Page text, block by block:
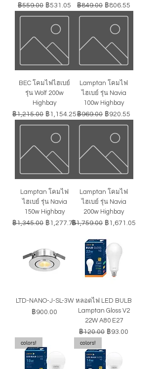
ราคาปกติ
฿559.00 ราคาขายลด
฿531.05
ราคาปกติ
฿849.00 ราคาขายลด
฿806.55
BEC โคมไฟไฮเบย์
รุ่น Wolf 200w
Highbay
ราคาปกติ
฿1,215.00 ราคาขายลด
฿1,154.25
Lamptan โคมไฟ
ไฮเบย์ รุ่น Navia
100w Highbay
ราคาปกติ
฿969.00 ราคาขายลด
฿920.55
Lamptan โคมไฟ
ไฮเบย์ รุ่น Navia
150w Highbay
ราคาปกติ
฿1,345.00 ราคาขายลด
฿1,277.75
Lamptan โคมไฟ
ไฮเบย์ รุ่น Navia
200w Highbay
ราคาปกติ
฿1,759.00 ราคาขายลด
฿1,671.05
LTD-NANO-J-SL-3W
ราคา
฿900.00
หลอดไฟ LED BULB
Lamptan Gloss V2
22W A80 E27
ราคาปกติ
฿120.00 ราคาขายลด
฿93.00
colors!
colors!